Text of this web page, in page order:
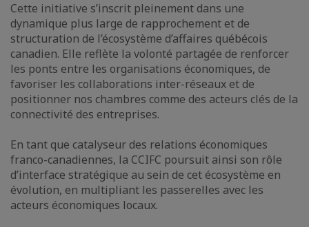
Cette initiative s’inscrit pleinement dans une
dynamique plus large de rapprochement et de
structuration de l’écosystème d’affaires québécois
canadien. Elle reflète la volonté partagée de renforcer
les ponts entre les organisations économiques, de
favoriser les collaborations inter-réseaux et de
positionner nos chambres comme des acteurs clés de la
connectivité des entreprises.
En tant que catalyseur des relations économiques
franco-canadiennes, la CCIFC poursuit ainsi son rôle
d’interface stratégique au sein de cet écosystème en
évolution, en multipliant les passerelles avec les
acteurs économiques locaux.